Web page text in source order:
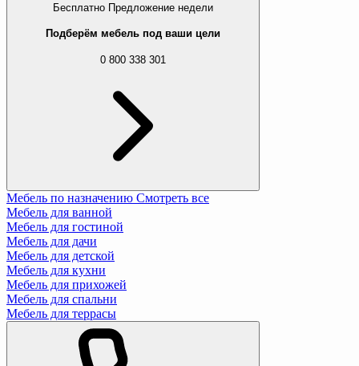
Бесплатно Предложение недели
Подберём мебель под ваши цели
0 800 338 301
Мебель по назначению Смотреть все
Мебель для ванной
Мебель для гостиной
Мебель для дачи
Мебель для детской
Мебель для кухни
Мебель для прихожей
Мебель для спальни
Мебель для террасы